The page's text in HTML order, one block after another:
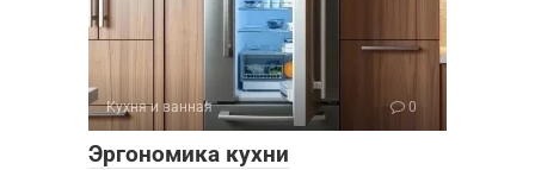
Кухня и ванная 0
Эргономика кухни